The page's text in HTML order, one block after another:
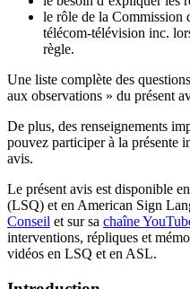
le rôle de la Commission
télécom-télévision inc.
règle.
Une liste complète des
aux observations » du présent
De plus, des renseignements
pouvez participer à la présente
avis.
Le présent avis est disponible
(LSQ) et en American Sign
Conseil et sur sa chaîne
interventions, répliques et
vidéos en LSQ et en ASL.